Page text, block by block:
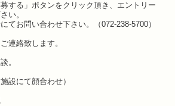
募する」ボタンをクリック頂き、エントリー
い。
てお問い合わせ下さい。（072-238-5700）
連絡致します。
。
設にて顔合わせ）